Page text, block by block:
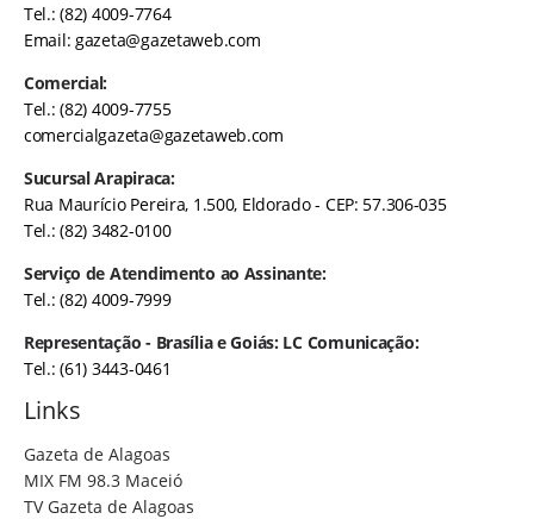
Tel.: (82) 4009-7764
Email:gazeta@gazetaweb.com
Comercial:
Tel.: (82) 4009-7755
comercialgazeta@gazetaweb.com
Sucursal Arapiraca:
Rua Maurício Pereira, 1.500, Eldorado - CEP: 57.306-035
Tel.: (82) 3482-0100
Serviço de Atendimento ao Assinante:
Tel.: (82) 4009-7999
Representação - Brasília e Goiás: LC Comunicação:
Tel.: (61) 3443-0461
Links
Gazeta de Alagoas
MIX FM 98.3 Maceió
TV Gazeta de Alagoas